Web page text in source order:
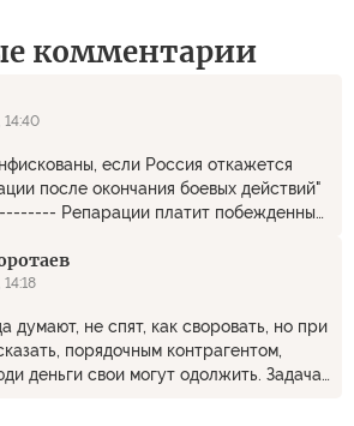
комментарии
если Россия откажется
после окончания боевых действий"
Репарации платит побежденный,
Так уверенно делят наши
думают, не спят, как своровать, но при
порядочным контрагентом,
деньги свои могут одолжить. Задача